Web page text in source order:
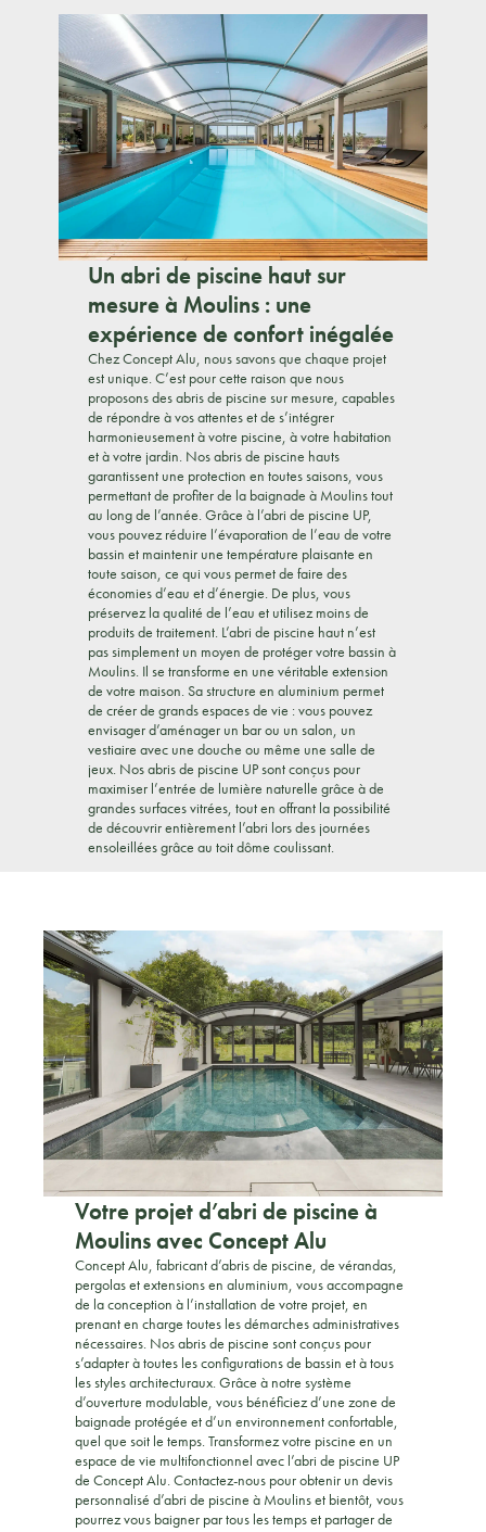
Un abri de piscine haut sur
mesure à Moulins : une
expérience de confort inégalée
Chez Concept Alu, nous savons que chaque projet
est unique. C’est pour cette raison que nous
proposons des abris de piscine sur mesure, capables
de répondre à vos attentes et de s’intégrer
harmonieusement à votre piscine, à votre habitation
et à votre jardin. Nos abris de piscine hauts
garantissent une protection en toutes saisons, vous
permettant de profiter de la baignade à Moulins tout
au long de l’année. Grâce à l’abri de piscine UP,
vous pouvez réduire l’évaporation de l’eau de votre
bassin et maintenir une température plaisante en
toute saison, ce qui vous permet de faire des
économies d’eau et d’énergie. De plus, vous
préservez la qualité de l’eau et utilisez moins de
produits de traitement. L’abri de piscine haut n’est
pas simplement un moyen de protéger votre bassin à
Moulins. Il se transforme en une véritable extension
de votre maison. Sa structure en aluminium permet
de créer de grands espaces de vie : vous pouvez
envisager d’aménager un bar ou un salon, un
vestiaire avec une douche ou même une salle de
jeux. Nos abris de piscine UP sont conçus pour
maximiser l’entrée de lumière naturelle grâce à de
grandes surfaces vitrées, tout en offrant la possibilité
de découvrir entièrement l’abri lors des journées
ensoleillées grâce au toit dôme coulissant.
Votre projet d’abri de piscine à
Moulins avec Concept Alu
Concept Alu, fabricant d’abris de piscine, de vérandas,
pergolas et extensions en aluminium, vous accompagne
de la conception à l’installation de votre projet, en
prenant en charge toutes les démarches administratives
nécessaires. Nos abris de piscine sont conçus pour
s’adapter à toutes les configurations de bassin et à tous
les styles architecturaux. Grâce à notre système
d’ouverture modulable, vous bénéficiez d’une zone de
baignade protégée et d’un environnement confortable,
quel que soit le temps. Transformez votre piscine en un
espace de vie multifonctionnel avec l’abri de piscine UP
de Concept Alu. Contactez-nous pour obtenir un devis
personnalisé d’abri de piscine à Moulins et bientôt, vous
pourrez vous baigner par tous les temps et partager de